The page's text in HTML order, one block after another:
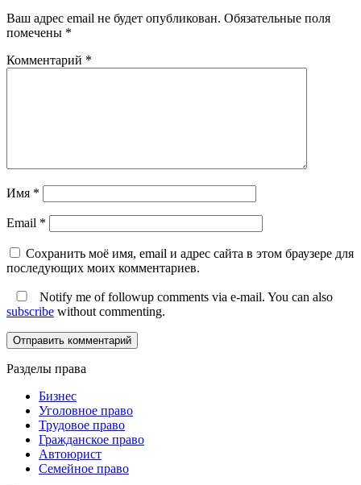
Ваш адрес email не будет опубликован. Обязательные поля
помечены *
Комментарий *
Имя *
Email *
Сохранить моё имя, email и адрес сайта в этом браузере для
последующих моих комментариев.
Notify me of followup comments via e-mail. You can also
subscribe without commenting.
Разделы права
Бизнес
Уголовное право
Трудовое право
Гражданское право
Автоюрист
Семейное право